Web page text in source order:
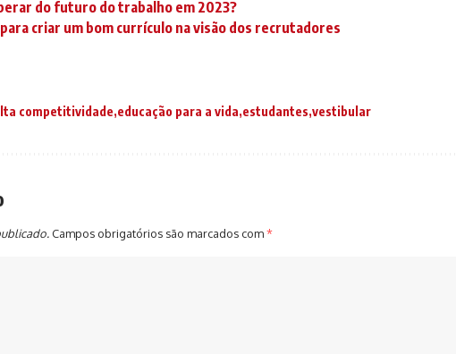
do futuro do trabalho em 2023?
criar um bom currículo na visão dos recrutadores
competitividade educação para a vida estudantes vestibular
Campos obrigatórios são marcados com*